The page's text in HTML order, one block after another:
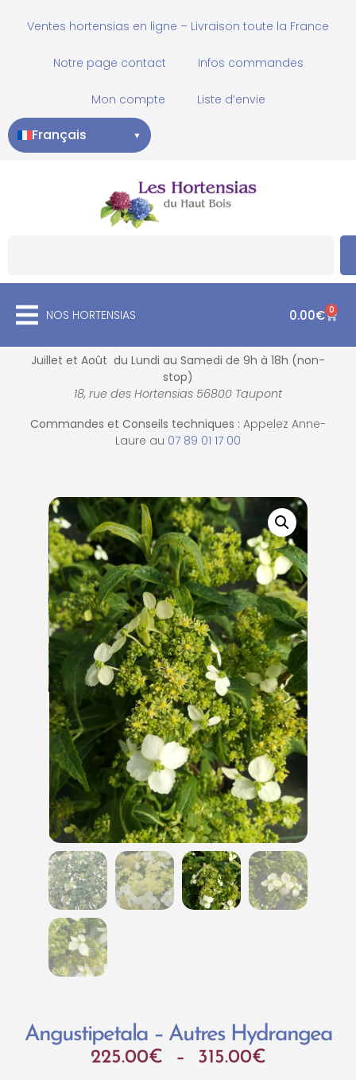
Ventes hortensias en ligne – Livraison toute la France
Notre page contact Infos commandes
Mon compte Liste d’envie
Français ▼
NOS HORTENSIAS 0.00€ 0
Juillet et Août du Lundi au Samedi de 9h à 18h (non-
stop)
18, rue des Hortensias 56800 Taupont
Commandes et Conseils techniques : Appelez Anne-
Laure au 07 89 01 17 00
Angustipetala – Autres Hydrangea
225.00€ – 315.00€